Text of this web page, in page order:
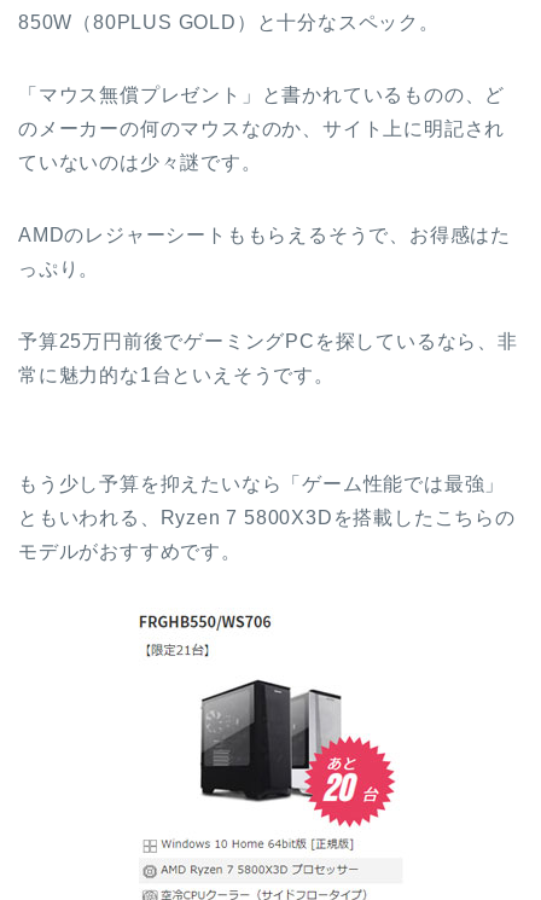
850W（80PLUS GOLD）と十分なスペック。
「マウス無償プレゼント」と書かれているものの、ど
のメーカーの何のマウスなのか、サイト上に明記され
ていないのは少々謎です。
AMDのレジャーシートももらえるそうで、お得感はた
っぷり。
予算25万円前後でゲーミングPCを探しているなら、非
常に魅力的な1台といえそうです。
もう少し予算を抑えたいなら「ゲーム性能では最強」
ともいわれる、Ryzen 7 5800X3Dを搭載したこちらの
モデルがおすすめです。